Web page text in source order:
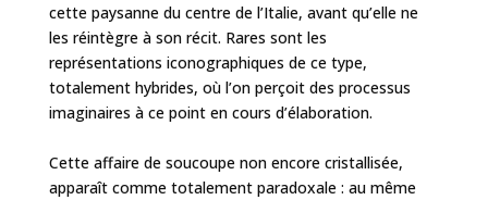
cette paysanne du centre de l’Italie, avant qu’elle ne
les réintègre à son récit. Rares sont les
représentations iconographiques de ce type,
totalement hybrides, où l’on perçoit des processus
imaginaires à ce point en cours d’élaboration.
Cette affaire de soucoupe non encore cristallisée,
apparaît comme totalement paradoxale : au même